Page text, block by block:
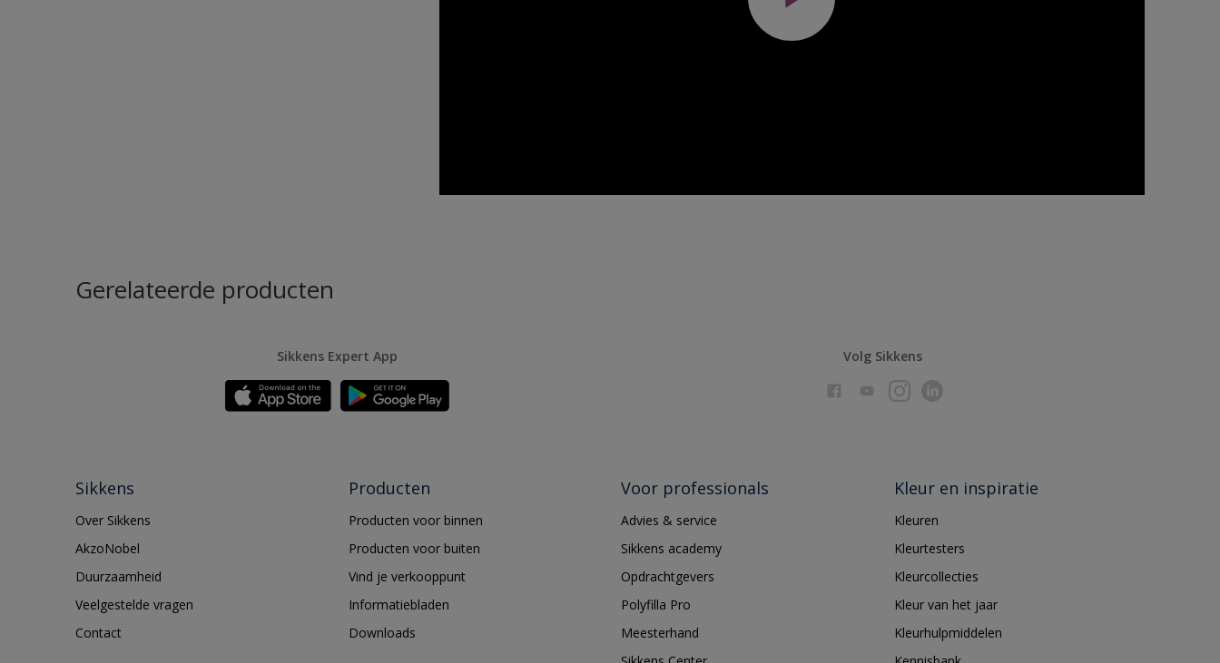
Gerelateerde producten
Sikkens Expert App Volg Sikkens
Sikkens
Over Sikkens
AkzoNobel
Duurzaamheid
Veelgestelde vragen
Contact
Producten
Producten voor binnen
Producten voor buiten
Vind je verkooppunt
Informatiebladen
Downloads
Voor professionals
Advies & service
Sikkens academy
Opdrachtgevers
Polyfilla Pro
Meesterhand
Kleur en inspiratie
Kleuren
Kleurtesters
Kleurcollecties
Kleur van het jaar
Kleurhulpmiddelen